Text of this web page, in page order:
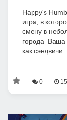
Happy's
игра, в
смену в
города. Ваша
как сэндвичи...
0